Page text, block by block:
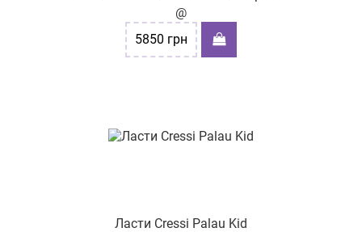
@
5850 грн
Ласти Cressi Palau Kid